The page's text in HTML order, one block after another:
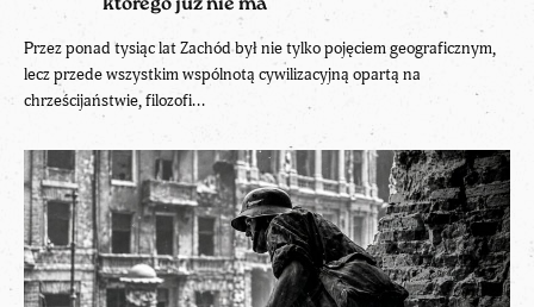
którego już nie ma
Przez ponad tysiąc lat Zachód był nie tylko pojęciem geograficznym,
lecz przede wszystkim wspólnotą cywilizacyjną opartą na
chrześcijaństwie, filozofi...